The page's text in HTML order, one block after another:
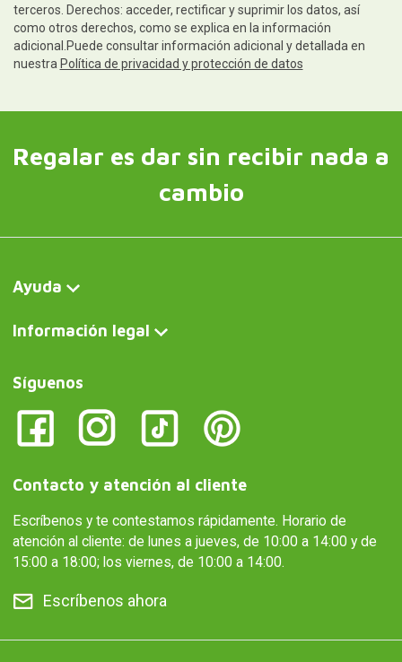
terceros. Derechos: acceder, rectificar y suprimir los datos, así
como otros derechos, como se explica en la información
adicional.Puede consultar información adicional y detallada en
nuestra Política de privacidad y protección de datos
Regalar es dar sin recibir nada a
cambio
Ayuda
Información legal
Síguenos
Contacto y atención al cliente
Escríbenos y te contestamos rápidamente. Horario de
atención al cliente: de lunes a jueves, de 10:00 a 14:00 y de
15:00 a 18:00; los viernes, de 10:00 a 14:00.
Escríbenos ahora